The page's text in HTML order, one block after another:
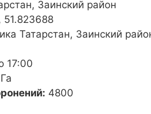
Заинский район
51.823688
Татарстан, Заинский
17:00
4800